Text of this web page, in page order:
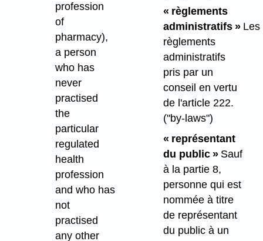
profession
of
pharmacy),
a person
who has
never
practised
the
particular
regulated
health
profession
and who has
not
practised
any other
« règlements
administratifs »Les
règlements
administratifs
pris par un
conseil en vertu
de l'article 222.
("by-laws")
« représentant
du public »Sauf
à la partie 8,
personne qui est
nommée à titre
de représentant
du public à un